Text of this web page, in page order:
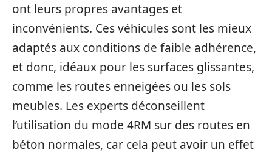
ont leurs propres avantages et
inconvénients. Ces véhicules sont les mieux
adaptés aux conditions de faible adhérence,
et donc, idéaux pour les surfaces glissantes,
comme les routes enneigées ou les sols
meubles. Les experts déconseillent
l’utilisation du mode 4RM sur des routes en
béton normales, car cela peut avoir un effet